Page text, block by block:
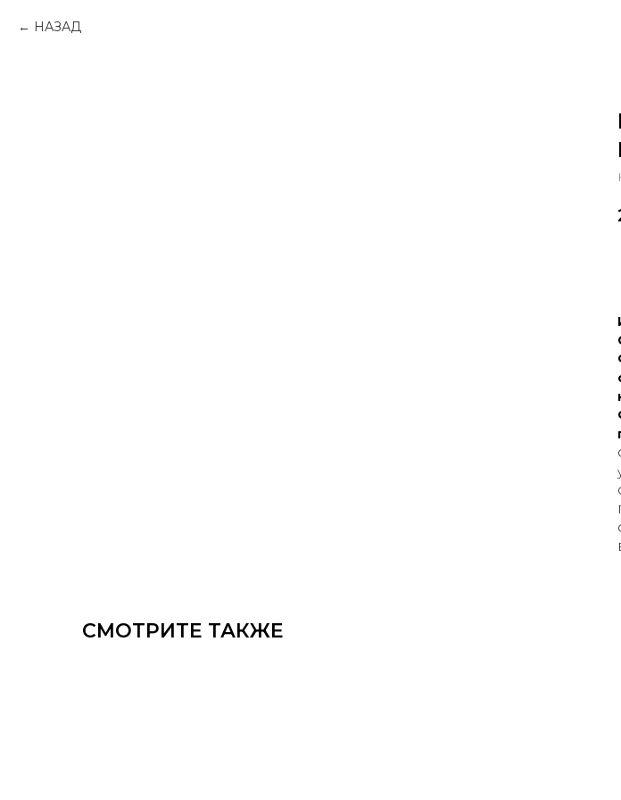
НАЗАД
СМОТРИТЕ ТАКЖЕ